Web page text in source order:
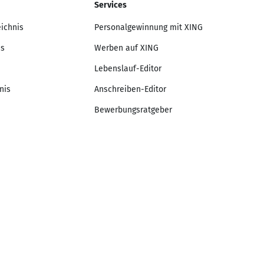
Services
Personalgewinnung mit XING
Werben auf XING
Lebenslauf-Editor
Anschreiben-Editor
Bewerbungsratgeber